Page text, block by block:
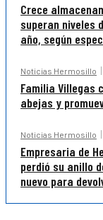
Crece
superan niveles
año, según
Noticias Hermosillo
Familia Villegas
abejas y
Noticias Hermosillo
Empresaria de
perdió su anillo
nuevo para